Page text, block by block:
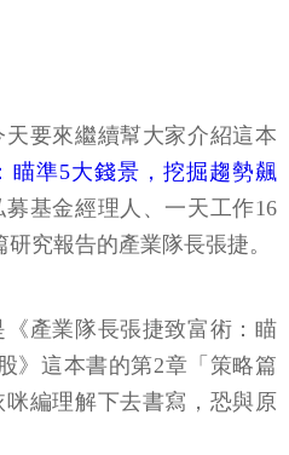
要來繼續幫大家介紹這本
瞄準5大錢景，挖掘趨勢飆
基金經理人、一天工作16
究報告的產業隊長張捷。
產業隊長張捷致富術：瞄
》這本書的第2章「策略篇
編理解下去書寫，恐與原